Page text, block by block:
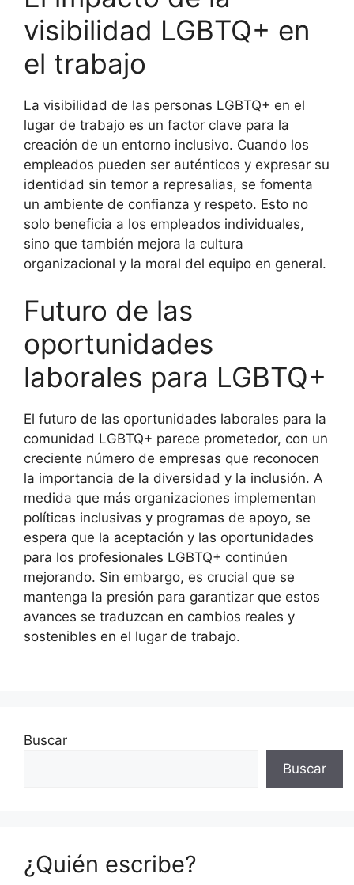
visibilidad LGBTQ+ en
el trabajo
La visibilidad de las personas LGBTQ+ en el
lugar de trabajo es un factor clave para la
creación de un entorno inclusivo. Cuando los
empleados pueden ser auténticos y expresar su
identidad sin temor a represalias, se fomenta
un ambiente de confianza y respeto. Esto no
solo beneficia a los empleados individuales,
sino que también mejora la cultura
organizacional y la moral del equipo en general.
Futuro de las
oportunidades
laborales para LGBTQ+
El futuro de las oportunidades laborales para la
comunidad LGBTQ+ parece prometedor, con un
creciente número de empresas que reconocen
la importancia de la diversidad y la inclusión. A
medida que más organizaciones implementan
políticas inclusivas y programas de apoyo, se
espera que la aceptación y las oportunidades
para los profesionales LGBTQ+ continúen
mejorando. Sin embargo, es crucial que se
mantenga la presión para garantizar que estos
avances se traduzcan en cambios reales y
sostenibles en el lugar de trabajo.
Buscar
Buscar
¿Quién escribe?